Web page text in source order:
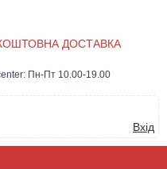
ДОСТАВКА
Пн-Пт 10.00-19.00
Вхід